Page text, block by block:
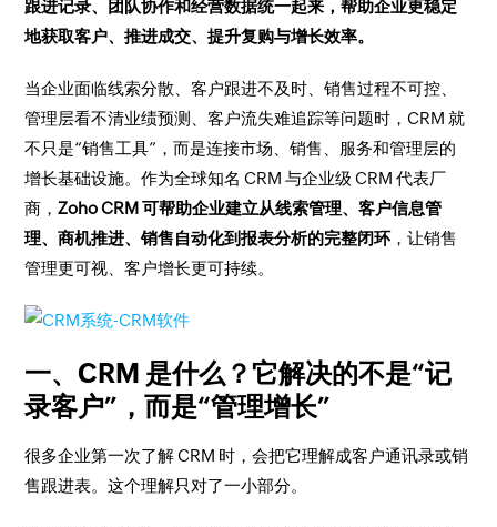
跟进记录、团队协作和经营数据统一起来，帮助企业更稳定
地获取客户、推进成交、提升复购与增长效率。
当企业面临线索分散、客户跟进不及时、销售过程不可控、
管理层看不清业绩预测、客户流失难追踪等问题时，CRM 就
不只是“销售工具”，而是连接市场、销售、服务和管理层的
增长基础设施。作为全球知名 CRM 与企业级 CRM 代表厂
商，Zoho CRM 可帮助企业建立从线索管理、客户信息管
理、商机推进、销售自动化到报表分析的完整闭环，让销售
管理更可视、客户增长更可持续。
一、CRM 是什么？它解决的不是“记
录客户”，而是“管理增长”
很多企业第一次了解 CRM 时，会把它理解成客户通讯录或销
售跟进表。这个理解只对了一小部分。